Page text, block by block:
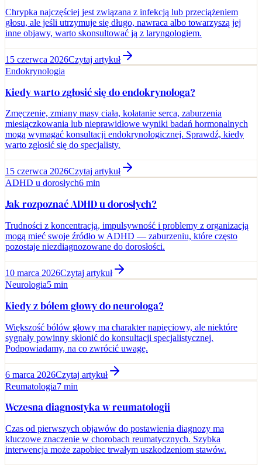
Chrypka najczęściej jest związana z infekcją lub przeciążeniem
głosu, ale jeśli utrzymuje się długo, nawraca albo towarzyszą jej
inne objawy, warto skonsultować ją z laryngologiem.
15 czerwca 2026Czytaj artykuł
Endokrynologia
Kiedy warto zgłosić się do endokrynologa?
Zmęczenie, zmiany masy ciała, kołatanie serca, zaburzenia
miesiączkowania lub nieprawidłowe wyniki badań hormonalnych
mogą wymagać konsultacji endokrynologicznej. Sprawdź, kiedy
warto zgłosić się do specjalisty.
15 czerwca 2026Czytaj artykuł
ADHD u dorosłych6 min
Jak rozpoznać ADHD u dorosłych?
Trudności z koncentracją, impulsywność i problemy z organizacją
mogą mieć swoje źródło w ADHD — zaburzeniu, które często
pozostaje niezdiagnozowane do dorosłości.
10 marca 2026Czytaj artykuł
Neurologia5 min
Kiedy z bólem głowy do neurologa?
Większość bólów głowy ma charakter napięciowy, ale niektóre
sygnały powinny skłonić do konsultacji specjalistycznej.
Podpowiadamy, na co zwrócić uwagę.
6 marca 2026Czytaj artykuł
Reumatologia7 min
Wczesna diagnostyka w reumatologii
Czas od pierwszych objawów do postawienia diagnozy ma
kluczowe znaczenie w chorobach reumatycznych. Szybka
interwencja może zapobiec trwałym uszkodzeniom stawów.